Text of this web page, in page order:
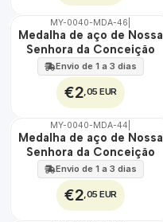
🇵🇹
100%
ÁGUA
MY-0040-MDA-46
Medalha de aço de Nossa
Senhora da Conceição
Envio de 1 a 3 dias
€2,05 EUR
🇵🇹
100%
ÁGUA
MY-0040-MDA-44
Medalha de aço de Nossa
Senhora da Conceição
Envio de 1 a 3 dias
€2,05 EUR